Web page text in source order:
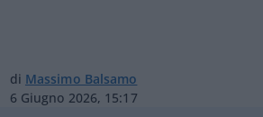
di Massimo Balsamo
6 Giugno 2026, 15:17